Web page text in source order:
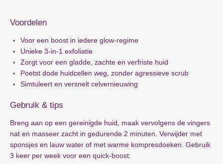
Voordelen
Voor een boost in iedere glow-regime
Unieke 3-in-1 exfoliatie
Zorgt voor een gladde, zachte en verfriste huid
Poetst dode huidcellen weg, zonder agressieve scrub
Simtuleert en versnelt celvernieuwing
Gebruik & tips
Breng aan op een gereinigde huid, maak vervolgens de vingers
nat en masseer zacht in gedurende 2 minuten. Verwijder met
sponsjes en lauw water of met warme kompresdoeken. Gebruik
3 keer per week voor een quick-boost.